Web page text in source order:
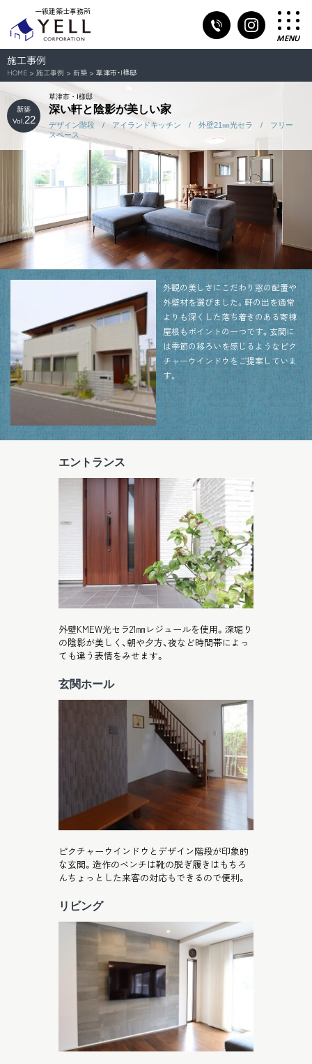
一級建築士事務所
MENU
施工事例
HOME > 施工事例 > 新築 > 草津市・I様邸
草津市・I様邸
深い軒と陰影が美しい家
新築
Vol. 22
デザイン階段 / アイランドキッチン / 外壁21㎜光セラ / フリー
スペース
外観の美しさにこだわり窓の配置や
外壁材を選びました。軒の出を通常
よりも深くした落ち着きのある寄棟
屋根もポイントの一つです。玄関に
は季節の移ろいを感じるようなピク
チャーウインドウをご提案していま
す。
エントランス
外壁KMEW光セラ21㎜レジュールを使用。深堀り
の陰影が美しく、朝や夕方、夜など時間帯によっ
ても違う表情をみせます。
玄関ホール
ピクチャーウインドウとデザイン階段が印象的
な玄関。造作のベンチは靴の脱ぎ履きはもちろ
んちょっとした来客の対応もできるので便利。
リビング